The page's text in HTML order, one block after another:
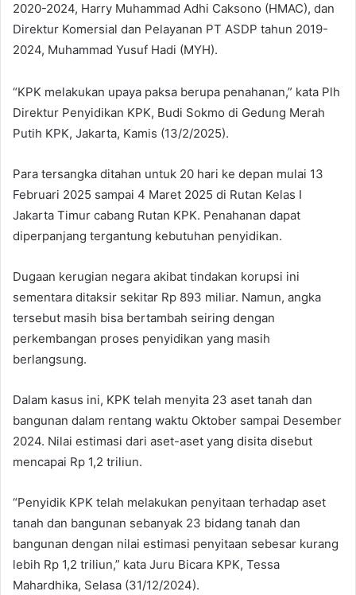
2020-2024, Harry Muhammad Adhi Caksono (HMAC), dan
Direktur Komersial dan Pelayanan PT ASDP tahun 2019-
2024, Muhammad Yusuf Hadi (MYH).
“KPK melakukan upaya paksa berupa penahanan,” kata Plh
Direktur Penyidikan KPK, Budi Sokmo di Gedung Merah
Putih KPK, Jakarta, Kamis (13/2/2025).
Para tersangka ditahan untuk 20 hari ke depan mulai 13
Februari 2025 sampai 4 Maret 2025 di Rutan Kelas I
Jakarta Timur cabang Rutan KPK. Penahanan dapat
diperpanjang tergantung kebutuhan penyidikan.
Dugaan kerugian negara akibat tindakan korupsi ini
sementara ditaksir sekitar Rp 893 miliar. Namun, angka
tersebut masih bisa bertambah seiring dengan
perkembangan proses penyidikan yang masih
berlangsung.
Dalam kasus ini, KPK telah menyita 23 aset tanah dan
bangunan dalam rentang waktu Oktober sampai Desember
2024. Nilai estimasi dari aset-aset yang disita disebut
mencapai Rp 1,2 triliun.
“Penyidik KPK telah melakukan penyitaan terhadap aset
tanah dan bangunan sebanyak 23 bidang tanah dan
bangunan dengan nilai estimasi penyitaan sebesar kurang
lebih Rp 1,2 triliun,” kata Juru Bicara KPK, Tessa
Mahardhika, Selasa (31/12/2024).